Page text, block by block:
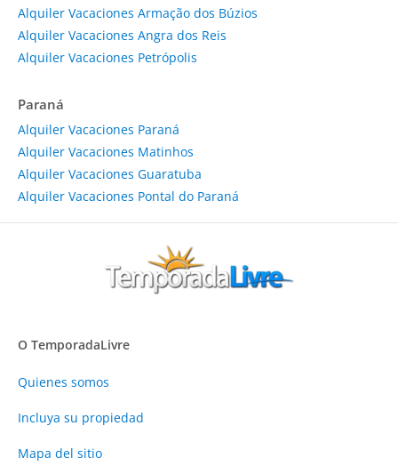
Alquiler Vacaciones Armação dos Búzios
Alquiler Vacaciones Angra dos Reis
Alquiler Vacaciones Petrópolis
Paraná
Alquiler Vacaciones Paraná
Alquiler Vacaciones Matinhos
Alquiler Vacaciones Guaratuba
Alquiler Vacaciones Pontal do Paraná
O TemporadaLivre
Quienes somos
Incluya su propiedad
Mapa del sitio